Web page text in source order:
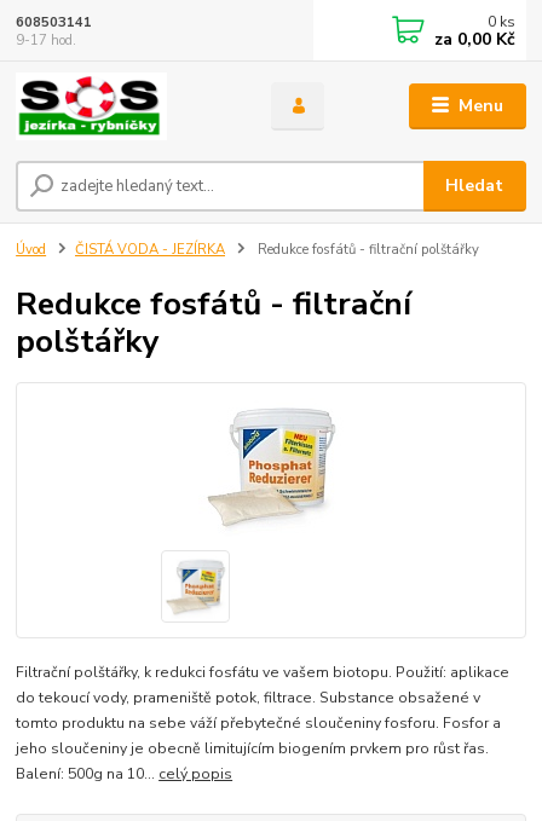
Menu
Hledat
608503141
9-17 hod.
0 ks
za 0,00 Kč
Úvod ČISTÁ VODA - JEZÍRKA Redukce fosfátů - filtrační polštářky
Redukce fosfátů - filtrační
polštářky
Filtrační polštářky, k redukci fosfátu ve vašem biotopu. Použití: aplikace
do tekoucí vody, prameniště potok, filtrace. Substance obsažené v
tomto produktu na sebe váží přebytečné sloučeniny fosforu. Fosfor a
jeho sloučeniny je obecně limitujícím biogením prvkem pro růst řas.
Balení: 500g na 10... celý popis